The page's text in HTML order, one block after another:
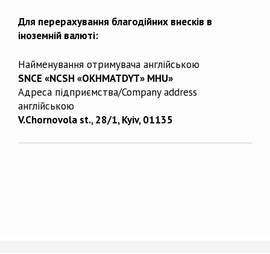
Для перерахування благодійних внесків в
іноземній валюті:
Найменування отримувача англійською
SNCE «NCSH «OKHMATDYT» MHU»
Адреса підприємства/Company address
англійською
V.Chornovola st., 28/1, Kyiv, 01135